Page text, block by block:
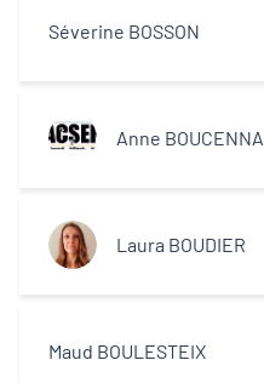
Séverine BOSSON
Anne BOUCENNA
Laura BOUDIER
Maud BOULESTEIX